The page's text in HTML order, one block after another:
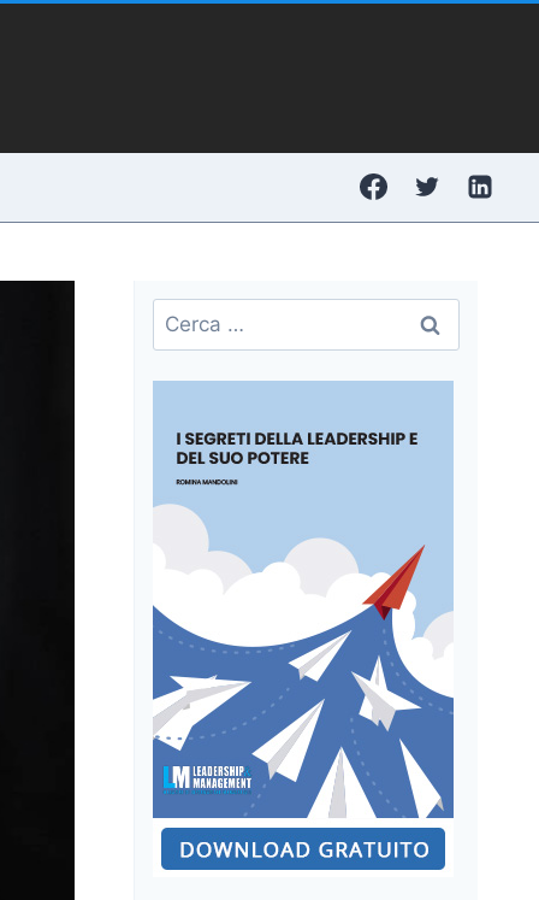
Ricerca
per: